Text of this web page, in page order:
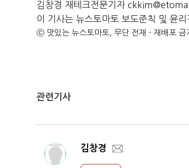
김창경 재테크전문기자
이 기사는 뉴스토마토 보도준칙 및 윤
ⓒ 맛있는 뉴스토마토, 무단 전재 - 재배포 금
관련기사
김창경